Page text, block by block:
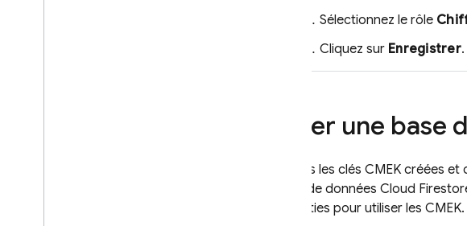
Sélectionnez le rôle
Cliquez sur Enregistrer.
Créer une
Une fois les clés CMEK créées
bases de données Cloud
converties pour utiliser les CMEK.